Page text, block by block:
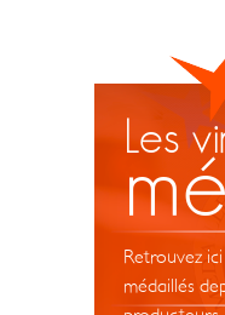
Les
Retrouvez
médaillés